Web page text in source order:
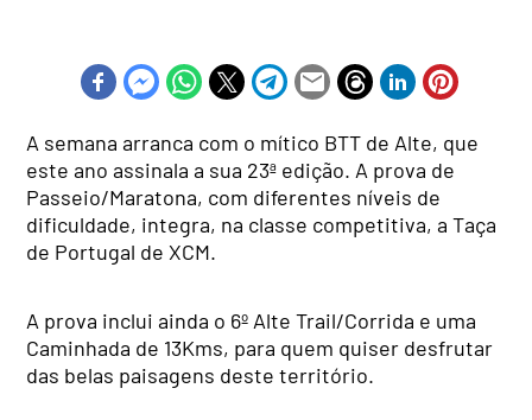
A semana arranca com o mítico BTT de Alte, que
este ano assinala a sua 23ª edição. A prova de
Passeio/Maratona, com diferentes níveis de
dificuldade, integra, na classe competitiva, a Taça
de Portugal de XCM.
A prova inclui ainda o 6º Alte Trail/Corrida e uma
Caminhada de 13Kms, para quem quiser desfrutar
das belas paisagens deste território.